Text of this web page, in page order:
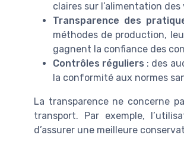
claires sur l’alimentation
Transparence des
méthodes de production,
gagnent la confiance des
Contrôles réguliers : des
la conformité aux normes
La transparence ne concerne
transport. Par exemple,
d’assurer une meilleure